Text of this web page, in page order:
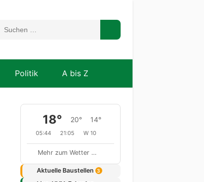
Politik A bis Z
18° 20° 14°
05:44 21:05 W 10
Mehr zum Wetter …
Aktuelle Baustellen 3